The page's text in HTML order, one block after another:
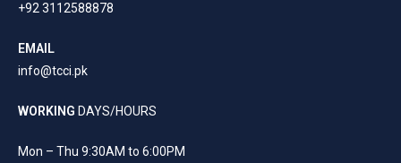
+92 3112588878
EMAIL
info@tcci.pk
WORKING DAYS/HOURS
Mon – Thu 9:30AM to 6:00PM